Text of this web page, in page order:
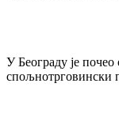
У Београду је
спољнотрговински